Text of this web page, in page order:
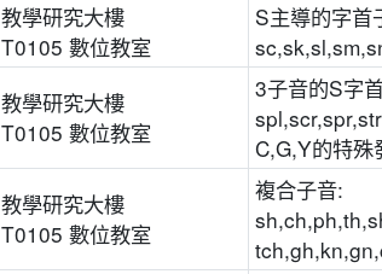
教學研究大樓
T0105 數位教室
S主導的字首
教學研究大樓
T0105 數位教室
3子音的S字
spl,scr,spr,str
C,G,Y的特殊
教學研究大樓
T0105 數位教室
複合子音: